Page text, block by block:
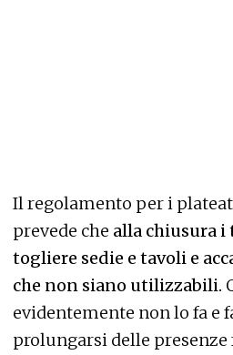
Il regolamento per i
prevede che alla chiusura
togliere sedie e tavoli e
che non siano utilizzabili.
evidentemente non lo fa e
prolungarsi delle